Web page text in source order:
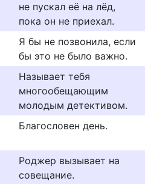
не пускал её на лёд,
пока он не приехал.
Я бы не позвонила, если
бы это не было важно.
Называет тебя
многообещающим
молодым детективом.
Благословен день.
Роджер вызывает на
совещание.